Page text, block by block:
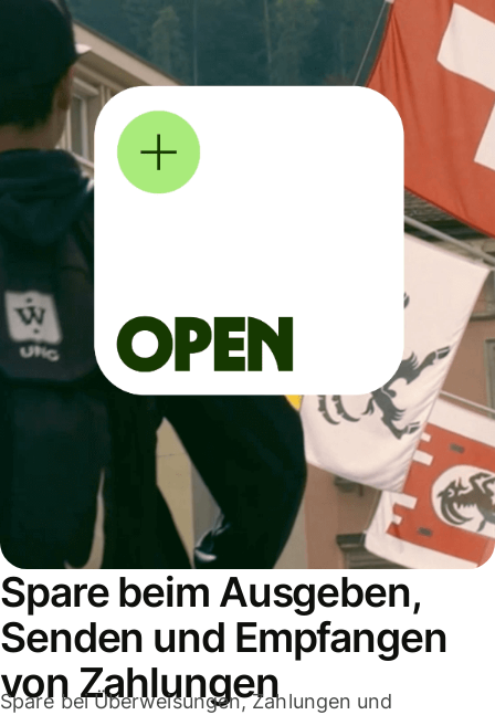
Spare beim Ausgeben,
Senden und Empfangen
von Zahlungen
Spare bei Überweisungen, Zahlungen und